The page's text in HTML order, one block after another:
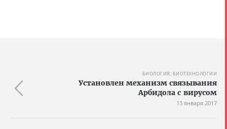
БИОЛОГИЯ, БИОТЕХНОЛОГИИ
Установлен механизм связывания
Арбидола с вирусом
13 января 2017